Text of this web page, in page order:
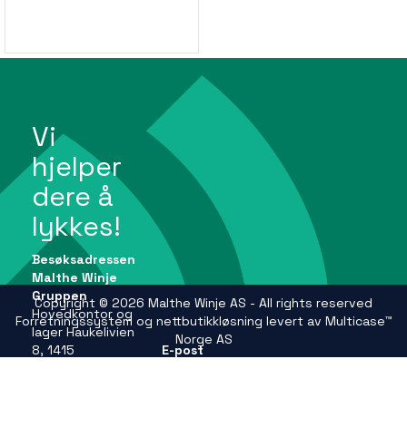
Vi
hjelper
dere å
lykkes!
Besøksadressen
Malthe Winje
Gruppen
Hovedkontor og
lager Haukelivien
8, 1415
E-post
Copyright © 2026 Malthe Winje AS - All rights reserved
Forretningssystem og nettbutikkløsning levert av Multicase™
Norge AS